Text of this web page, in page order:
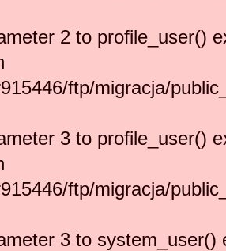
2 to profile_user()
ftp/migracja/
3 to profile_user()
ftp/migracja/
3 to system_user()